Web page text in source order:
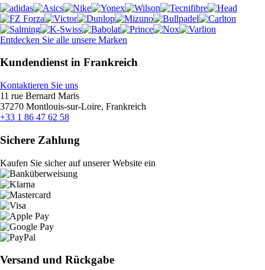
Entdecken Sie alle unsere Marken
Kundendienst in Frankreich
Kontaktieren Sie uns
11 rue Bernard Maris
37270 Montlouis-sur-Loire, Frankreich
+33 1 86 47 62 58
Sichere Zahlung
Kaufen Sie sicher auf unserer Website ein
Versand und Rückgabe